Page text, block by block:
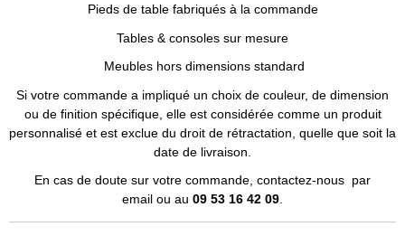
Pieds de table fabriqués à la commande
Tables & consoles sur mesure
Meubles hors dimensions standard
Si votre commande a impliqué un choix de couleur, de dimension
ou de finition spécifique, elle est considérée comme un produit
personnalisé et est exclue du droit de rétractation, quelle que soit la
date de livraison.
En cas de doute sur votre commande, contactez-nous par
email ou au 09 53 16 42 09.